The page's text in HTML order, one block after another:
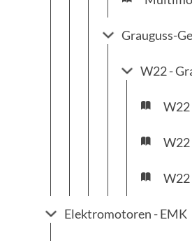
Grauguss-
W22 -
W22
W22
W22
Elektromotoren - EMK